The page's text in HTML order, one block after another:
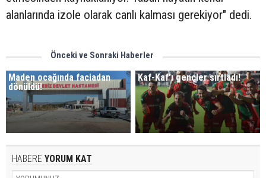
alanlarında izole olarak canlı kalması gerekiyor" dedi.
Önceki ve Sonraki Haberler
Maden ocağında faciadan
dönüldü!
Kaf-Kaf'ı gençler sırtladı!
HABERE YORUM KAT